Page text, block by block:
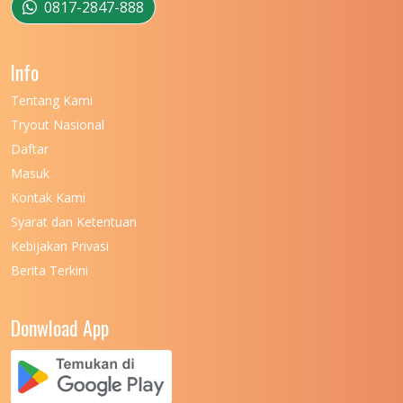
UNIVERSITAS MUSAMUS
UNIVERSITAS NEGERI KHAIRUN
UNIVERSITAS NEGERI MEDAN
UNIVERSITAS NEGERI PADANG
UNIVERSITAS NUSA CENDANA
UNIVERSITAS PADJADJARAN
0817-2847-888
Info
Tentang Kami
Tryout Nasional
Daftar
Masuk
Kontak Kami
Syarat dan Ketentuan
Kebijakan Privasi
Berita Terkini
Donwload App